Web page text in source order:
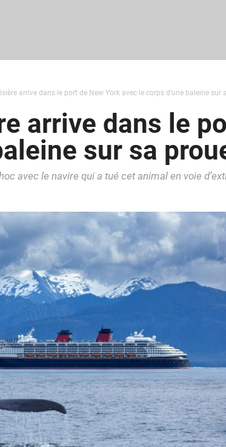
arrive dans le port de New York avec le corps d’une baleine sur
arrive dans le
sur sa
avec le navire qui a tué cet animal en voie